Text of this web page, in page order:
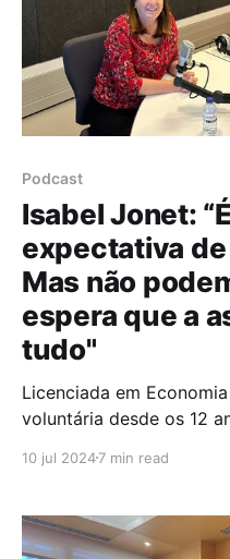
Podcast
Isabel Jonet:
expectativa
Mas não
espera que a
tudo"
Licenciada em
voluntária desde os 12
Contra a Fome e
que acredita no poder
de amar" e na
10 jul 20247 min read